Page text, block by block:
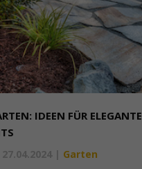
IDEEN FÜR ELEGANTE
| Garten